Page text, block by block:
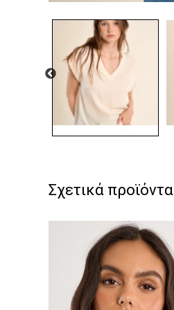
Σχετικά προϊόντα